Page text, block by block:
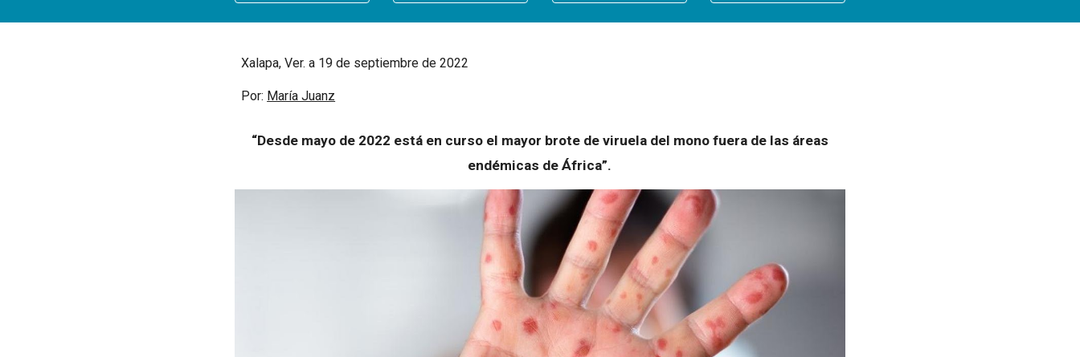
Xalapa, Ver. a 19 de septiembre de 2022
Por: María Juanz
“Desde mayo de 2022 está en curso el mayor brote de viruela del mono fuera de las áreas
endémicas de África”.